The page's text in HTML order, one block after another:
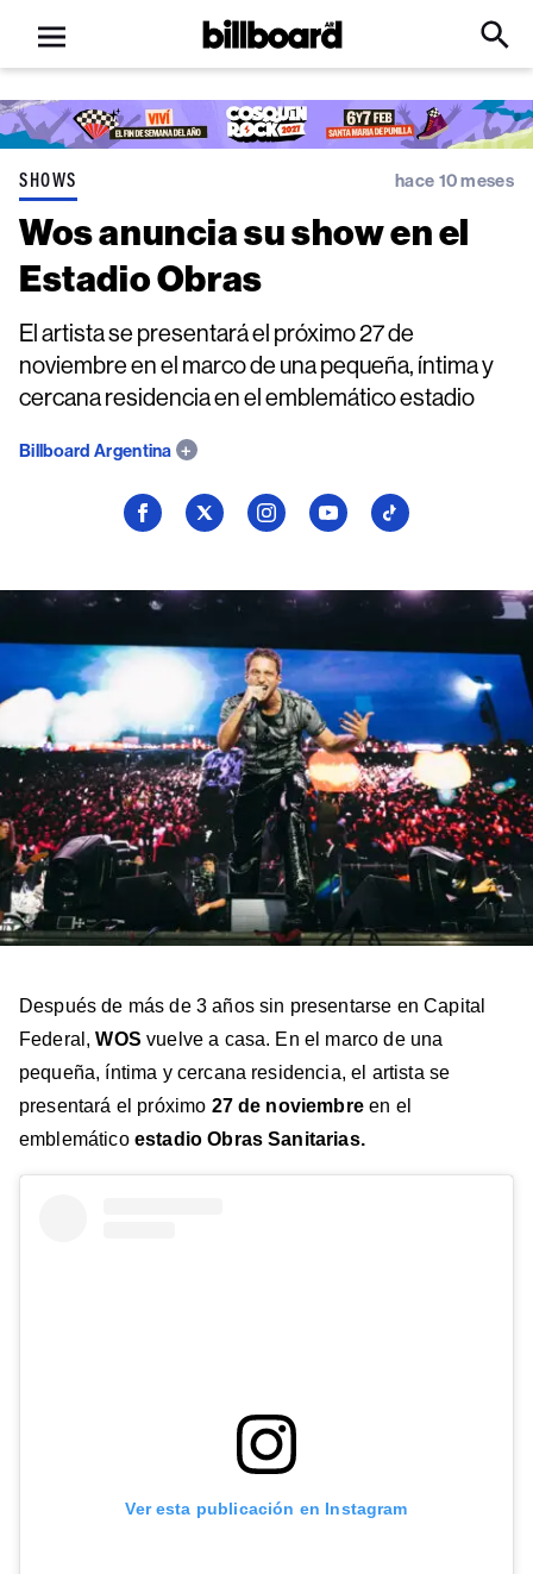
Open
menu
Billboard
Click
Input
SHOWS hace 10 meses
Wos anuncia su show en el
Estadio Obras
El artista se presentará el próximo 27 de
noviembre en el marco de una pequeña, íntima y
cercana residencia en el emblemático estadio
Billboard Argentina
Seguí
en
Facebook
Seguí
en
X
Seguí
en
Instagram
Seguí
en
Seguí
en
TikTok
Después de más de 3 años sin presentarse en Capital
Federal,WOS vuelve a casa. En el marco de una
pequeña, íntima y cercana residencia, el artista se
presentará el próximo 27 de noviembreen el
emblemático estadioObras Sanitarias.
Ver esta publicación en Instagram